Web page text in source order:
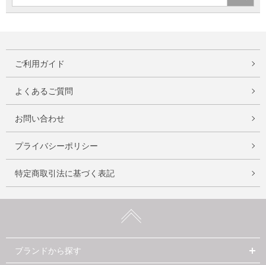
ご利用ガイド
よくあるご質問
お問い合わせ
プライバシーポリシー
特定商取引法に基づく表記
ブランドから探す